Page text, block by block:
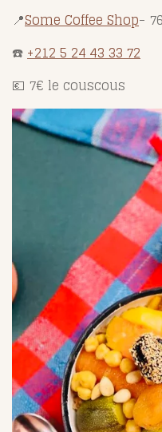
📍Some Coffee Shop-
☎️+212 5 24 43 33 72
💶 7€ le couscous